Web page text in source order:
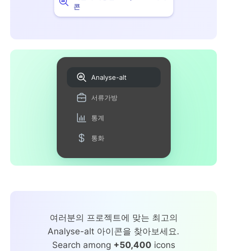
콘
Analyse-alt
서류가방
통계
통화
여러분의 프로젝트에 맞는 최고의
Analyse-alt 아이콘을 찾아보세요.
Search among +50,400 icons